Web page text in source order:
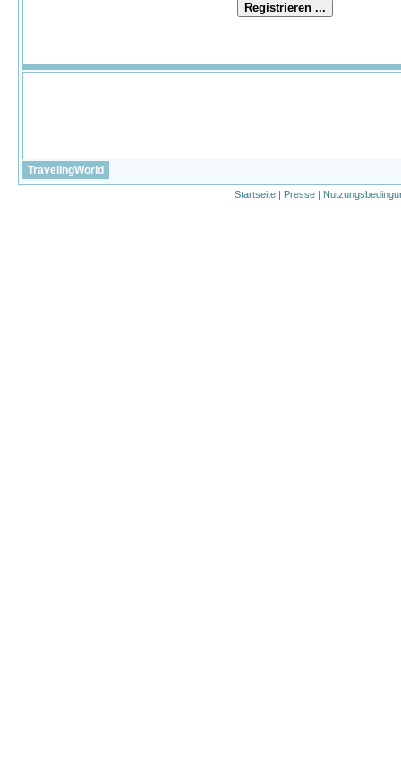
TravelingWorld
Startseite | Presse |